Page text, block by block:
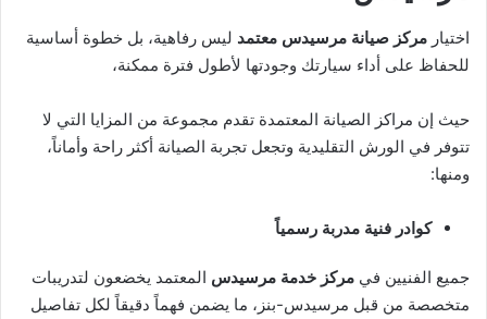
اختيار مركز صيانة مرسيدس معتمد ليس رفاهية، بل خطوة أساسية
للحفاظ على أداء سيارتك وجودتها لأطول فترة ممكنة،
حيث إن مراكز الصيانة المعتمدة تقدم مجموعة من المزايا التي لا
تتوفر في الورش التقليدية وتجعل تجربة الصيانة أكثر راحة وأماناً،
ومنها:
كوادر فنية مدربة رسمياً
جميع الفنيين في مركز خدمة مرسيدس المعتمد يخضعون لتدريبات
متخصصة من قبل مرسيدس-بنز، ما يضمن فهماً دقيقاً لكل تفاصيل